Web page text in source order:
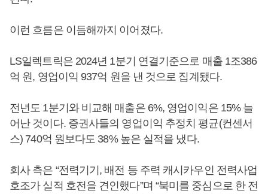
이런 흐름은 이듬해까지 이어졌다.
LS일렉트릭은 2024년 1분기 연결기준으로 매출 1조386
억 원, 영업이익 937억 원을 낸 것으로 집계됐다.
전년도 1분기와 비교해 매출은 6%, 영업이익은 15% 늘
어난 것이다. 증권사들의 영업이익 추정치 평균(컨센서
스) 740억 원보다도 38% 높은 실적을 냈다.
회사 측은 “전력기기, 배전 등 주력 캐시카우인 전력사업
호조가 실적 호전을 견인했다”며 “북미를 중심으로 한 전